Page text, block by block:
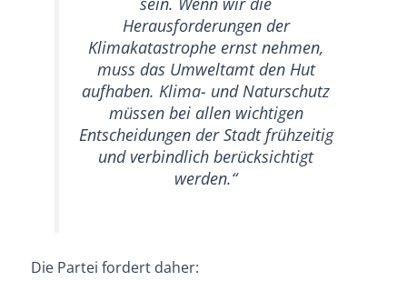
Herausforderungen der
Klimakatastrophe ernst nehmen,
muss das Umweltamt den Hut
aufhaben. Klima- und Naturschutz
müssen bei allen wichtigen
Entscheidungen der Stadt frühzeitig
und verbindlich berücksichtigt
werden.“
Die Partei fordert daher: